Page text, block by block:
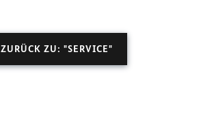
ZURÜCK ZU: "SERVICE"